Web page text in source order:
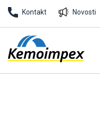
Kontakt Novosti